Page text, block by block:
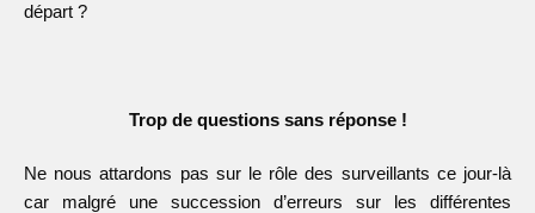
départ ?
Trop de questions sans réponse !
Ne nous attardons pas sur le rôle des surveillants ce jour-là
car malgré une succession d’erreurs sur les différentes